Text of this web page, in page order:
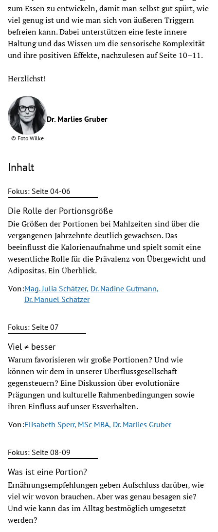
zum Essen zu entwickeln, damit man selbst gut spürt, wie
viel genug ist und wie man sich von äußeren Triggern
befreien kann. Dabei unterstützen eine feste innere
Haltung und das Wissen um die sensorische Komplexität
und ihre positiven Effekte, nachzulesen auf Seite 10–11.
Herzlichst!
© Foto Wilke
Dr. Marlies Gruber
Inhalt
Fokus: Seite 04-06
Die Rolle der Portionsgröße
Die Größen der Portionen bei Mahlzeiten sind über die
vergangenen Jahrzehnte deutlich gewachsen. Das
beeinflusst die Kalorienaufnahme und spielt somit eine
wesentliche Rolle für die Prävalenz von Übergewicht und
Adipositas. Ein Überblick.
Von:Mag. Julia Schätzer, Dr. Nadine Gutmann,
Dr. Manuel Schätzer
Fokus: Seite 07
Viel ≠ besser
Warum favorisieren wir große Portionen? Und wie
können wir dem in unserer Überflussgesellschaft
gegensteuern? Eine Diskussion über evolutionäre
Prägungen und kulturelle Rahmenbedingungen sowie
ihren Einfluss auf unser Essverhalten.
Von:Elisabeth Sperr, MSc MBA, Dr. Marlies Gruber
Fokus: Seite 08-09
Was ist eine Portion?
Ernährungsempfehlungen geben Aufschluss darüber, wie
viel wir wovon brauchen. Aber was genau besagen sie?
Und wie kann das im Alltag bestmöglich umgesetzt
werden?